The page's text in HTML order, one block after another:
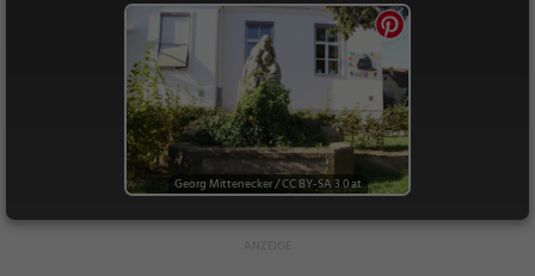
Georg Mittenecker/CC BY-SA 3.0 at